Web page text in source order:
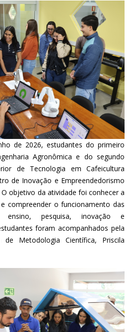
de 2026, estudantes do primeiro
Agronômica e do segundo
de Tecnologia em Cafeicultura
de Inovação e Empreendedorismo
objetivo da atividade foi conhecer a
compreender o funcionamento das
ensino, pesquisa, inovação e
foram acompanhados pela
de Metodologia Científica, Priscila